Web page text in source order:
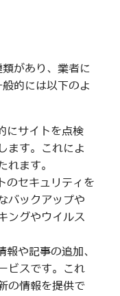
があり、業者に
的には以下のよ
にサイトを点検
ます。これによ
れます。
のセキュリティを
バックアップや
ングやウイルス
や記事の追加、
ビスです。これ
の情報を提供で